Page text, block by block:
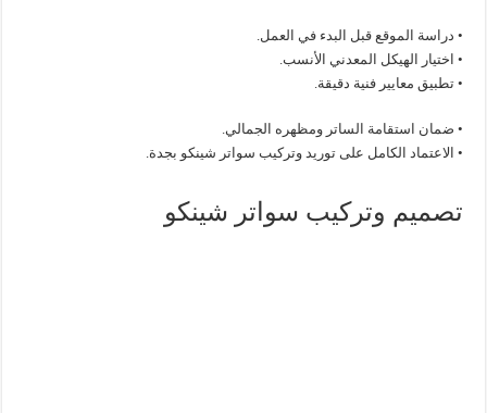
• دراسة الموقع قبل البدء في العمل.
• اختيار الهيكل المعدني الأنسب.
• تطبيق معايير فنية دقيقة.
• ضمان استقامة الساتر ومظهره الجمالي.
• الاعتماد الكامل على توريد وتركيب سواتر شينكو بجدة.
تصميم وتركيب سواتر شينكو